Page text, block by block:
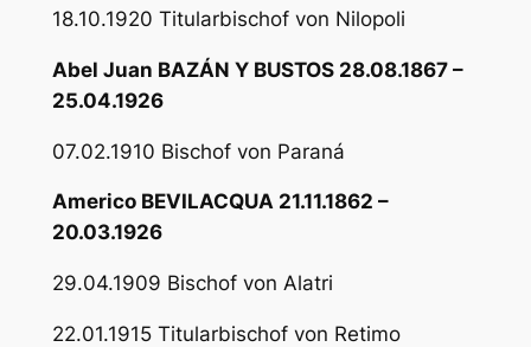
18.10.1920 Titularbischof von Nilopoli
Abel Juan BAZÁN Y BUSTOS 28.08.1867 –
25.04.1926
07.02.1910 Bischof von Paraná
Americo BEVILACQUA 21.11.1862 –
20.03.1926
29.04.1909 Bischof von Alatri
22.01.1915 Titularbischof von Retimo